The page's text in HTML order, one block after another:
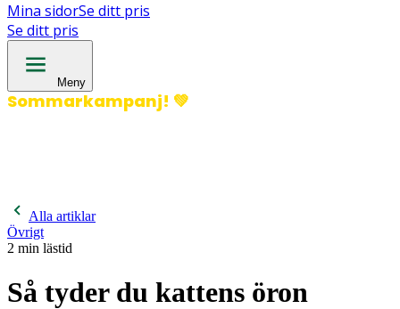
Mina sidorSe ditt pris
Se ditt pris
Meny
Sommarkampanj! 💚
Alla artiklar
Övrigt
2 min lästid
Så tyder du kattens öron